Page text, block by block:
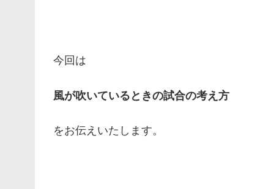
今回は
風が吹いているときの試合の考え方
をお伝えいたします。